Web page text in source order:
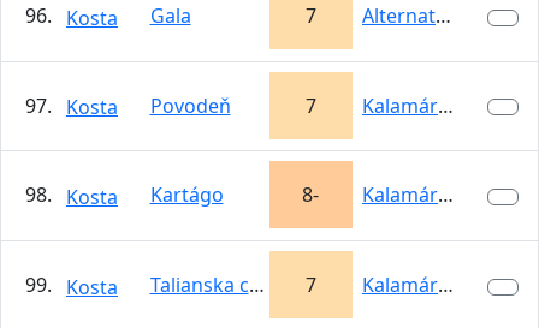
96. Kosta Gala 7 Alternatívna…
97. Kosta Povodeň 7 Kalamárka
98. Kosta Kartágo 8- Kalamárka
99. Kosta Talianska cesta 7 Kalamárka